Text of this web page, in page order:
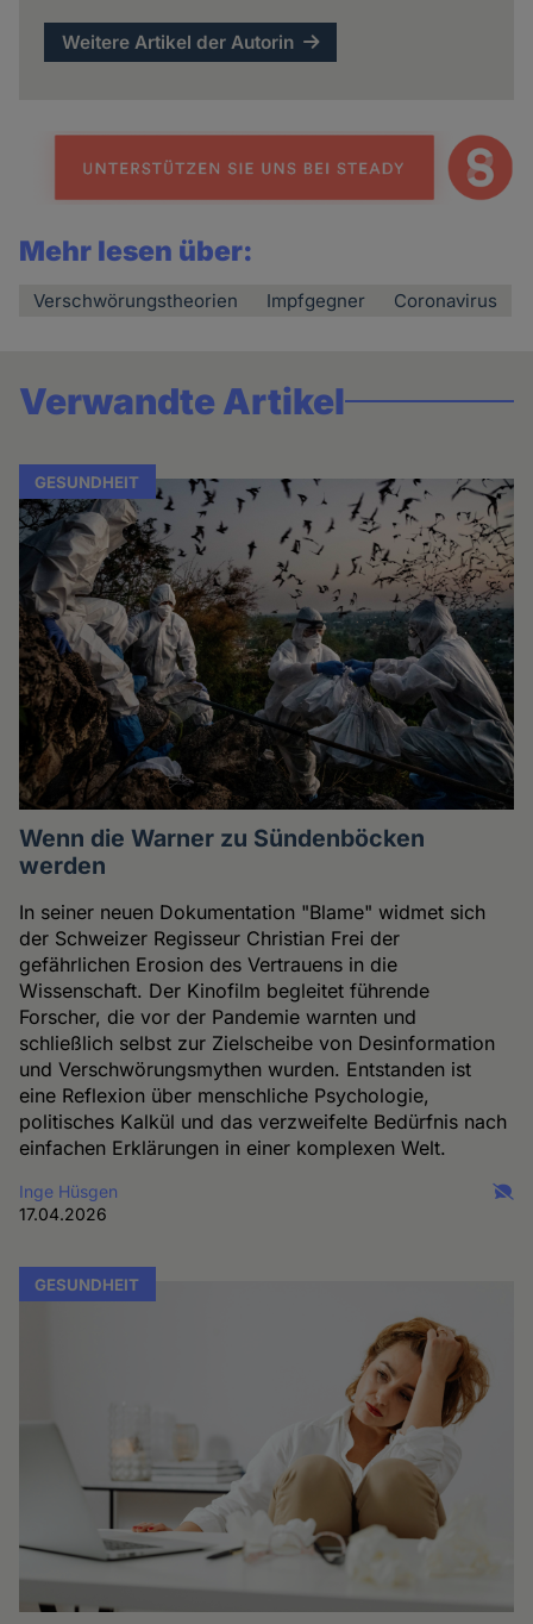
Weitere Artikel der Autorin
Mehr lesen über:
Verschwörungstheorien Impfgegner Coronavirus
Verwandte Artikel
GESUNDHEIT
Wenn die Warner zu Sündenböcken
werden
In seiner neuen Dokumentation "Blame" widmet sich
der Schweizer Regisseur Christian Frei der
gefährlichen Erosion des Vertrauens in die
Wissenschaft. Der Kinofilm begleitet führende
Forscher, die vor der Pandemie warnten und
schließlich selbst zur Zielscheibe von Desinformation
und Verschwörungsmythen wurden. Entstanden ist
eine Reflexion über menschliche Psychologie,
politisches Kalkül und das verzweifelte Bedürfnis nach
einfachen Erklärungen in einer komplexen Welt.
Inge Hüsgen
17.04.2026
GESUNDHEIT